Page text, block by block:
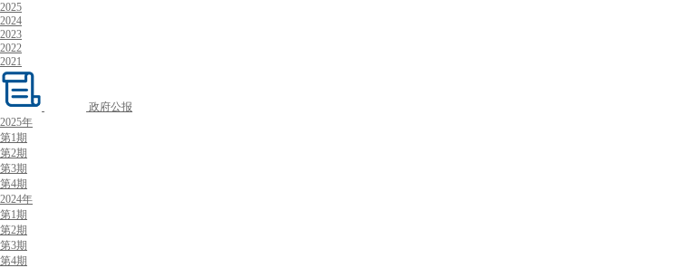
2025
2024
2023
2022
2021
政府公报
2025年
第1期
第2期
第3期
第4期
2024年
第1期
第2期
第3期
第4期